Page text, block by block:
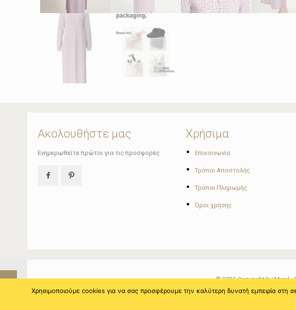
Ακολουθήστε μας
Ενημερωθείτε πρώτοι για τις προσφορές
Χρήσιμα
• Επικοινωνία
• Τρόποι Αποστολής
• Τρόποι Πληρωμής
• Όροι χρήσης
© 2021 Copyright by Myral -
Χρησιμοποιούμε cookies για να σας προσφέρουμε την καλύτερη δυνατή εμπειρία στη